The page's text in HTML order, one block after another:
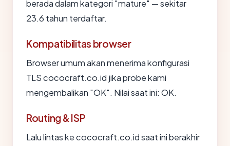
berada dalam kategori "mature" — sekitar
23.6 tahun terdaftar.
Kompatibilitas browser
Browser umum akan menerima konfigurasi
TLS cococraft.co.id jika probe kami
mengembalikan "OK". Nilai saat ini: OK.
Routing & ISP
Lalu lintas ke cococraft.co.id saat ini berakhir